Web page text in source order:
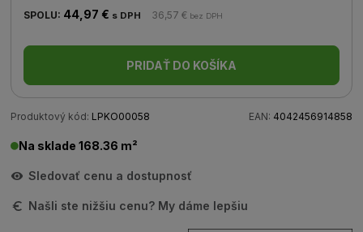
SPOLU: 44,97 € s DPH 36,57 € bez DPH
PRIDAŤ DO KOŠÍKA
Produktový kód: LPKO00058 EAN: 4042456914858
Na sklade 168.36 m²
Sledovať cenu a dostupnosť
Našli ste nižšiu cenu? My dáme lepšiu